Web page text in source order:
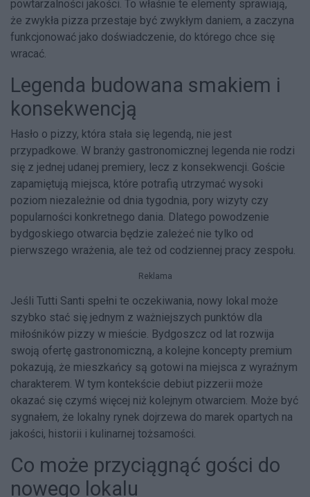
powtarzalności jakości. To właśnie te elementy sprawiają,
że zwykła pizza przestaje być zwykłym daniem, a zaczyna
funkcjonować jako doświadczenie, do którego chce się
wracać.
Legenda budowana smakiem i
konsekwencją
Hasło o pizzy, która stała się legendą, nie jest
przypadkowe. W branży gastronomicznej legenda nie rodzi
się z jednej udanej premiery, lecz z konsekwencji. Goście
zapamiętują miejsca, które potrafią utrzymać wysoki
poziom niezależnie od dnia tygodnia, pory wizyty czy
popularności konkretnego dania. Dlatego powodzenie
bydgoskiego otwarcia będzie zależeć nie tylko od
pierwszego wrażenia, ale też od codziennej pracy zespołu.
Reklama
Jeśli Tutti Santi spełni te oczekiwania, nowy lokal może
szybko stać się jednym z ważniejszych punktów dla
miłośników pizzy w mieście. Bydgoszcz od lat rozwija
swoją ofertę gastronomiczną, a kolejne koncepty premium
pokazują, że mieszkańcy są gotowi na miejsca z wyraźnym
charakterem. W tym kontekście debiut pizzerii może
okazać się czymś więcej niż kolejnym otwarciem. Może być
sygnałem, że lokalny rynek dojrzewa do marek opartych na
jakości, historii i kulinarnej tożsamości.
Co może przyciągnąć gości do
nowego lokalu